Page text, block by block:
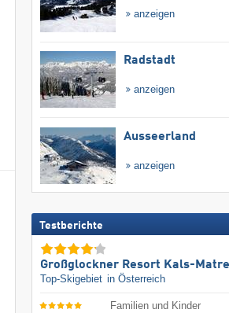
anzeigen
Radstadt
anzeigen
Ausseerland
anzeigen
Testberichte
Großglockner Resort Kals-
Top-Skigebiet in Österreich
Familien und Kinder